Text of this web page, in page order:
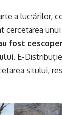
a lucrărilor,
cercetarea
fost
E-
sitului,